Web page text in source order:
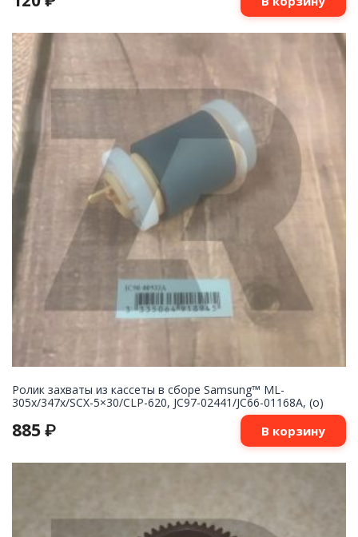
Ролик захваты из кассеты в сборе Samsung™ ML-
305x/347x/SCX-5×30/CLP-620, JC97-02441/JC66-01168A, (o)
885 ₽ В корзину